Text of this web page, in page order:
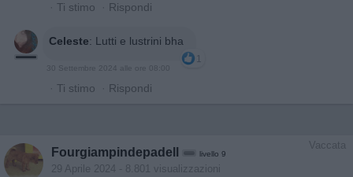
· Ti stimo · Rispondi
Celeste: Lutti e lustrini bha
1
· Ti stimo · Rispondi
Vaccata
Fourgiampindepadell livello 9
29 Aprile 2024 - 8.801 visualizzazioni